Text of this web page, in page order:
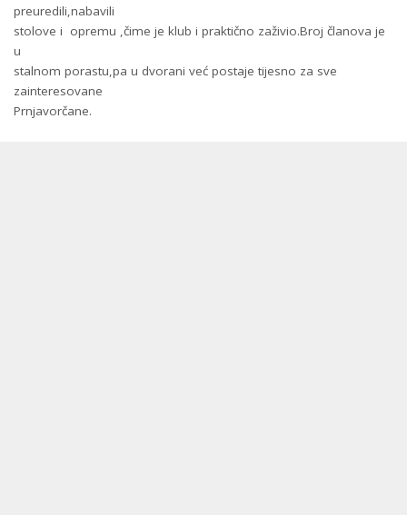
preuredili,nabavili
stolove i opremu ,čime je klub i praktično zaživio.Broj članova je
u
stalnom porastu,pa u dvorani već postaje tijesno za sve
zainteresovane
Prnjavorčane.